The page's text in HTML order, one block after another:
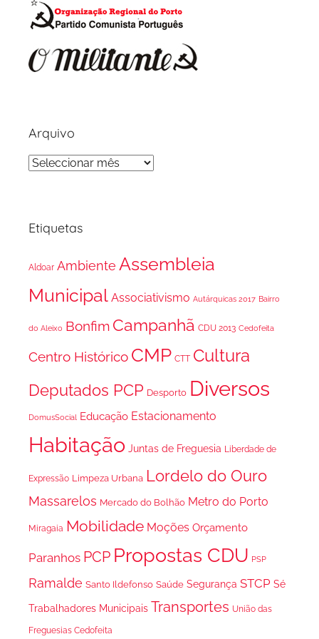
Arquivo
Arquivo
Etiquetas
Aldoar Ambiente Assembleia
Municipal Associativismo Autárquicas 2017 Bairro
do Aleixo Bonfim Campanhã CDU 2013 Cedofeita
Centro Histórico CMP CTT Cultura
Deputados PCP Desporto Diversos
DomusSocial Educação Estacionamento
Habitação Juntas de Freguesia Liberdade de
Expressão Limpeza Urbana Lordelo do Ouro
Massarelos Mercado do Bolhão Metro do Porto
Miragaia Mobilidade Moções Orçamento
Paranhos PCP Propostas CDU PSP
Ramalde Santo Ildefonso Saúde Segurança STCP Sé
Trabalhadores Municipais Transportes União das
Freguesias Cedofeita